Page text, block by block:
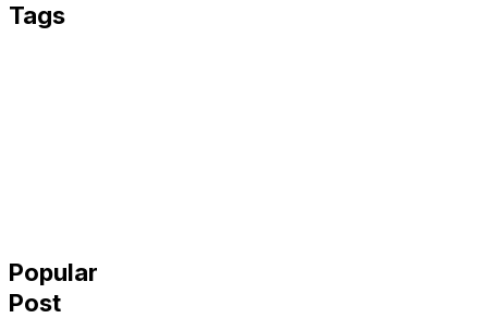
Tags
Popular
Post